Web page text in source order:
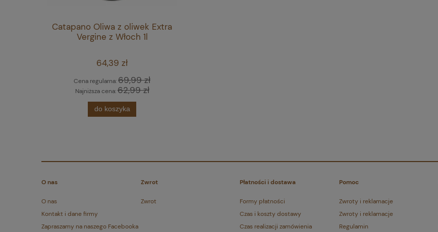
Catapano Oliwa z oliwek Extra
Vergine z Włoch 1l
64,39 zł
Cena regularna:69,99 zł
Najniższa cena:62,99 zł
do koszyka
O nas
O nas
Kontakt i dane firmy
Zapraszamy na naszego Facebooka
Zwrot
Zwrot
Płatności i dostawa
Formy płatności
Czas i koszty dostawy
Czas realizacji zamówienia
Pomoc
Zwroty i reklamacje
Zwroty i reklamacje
Regulamin